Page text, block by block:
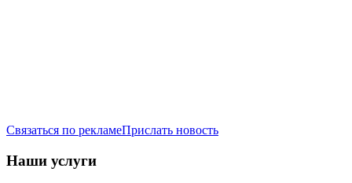
Связаться по рекламеПрислать новость
Наши услуги